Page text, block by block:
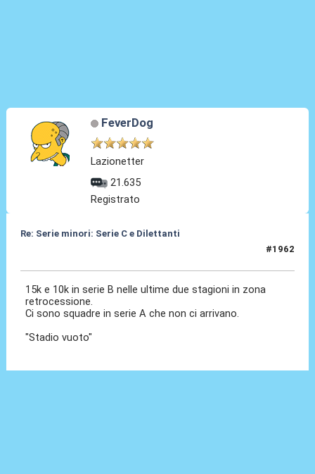
FeverDog
Lazionetter
21.635
Registrato
Re: Serie minori: Serie C e Dilettanti
#1962
15k e 10k in serie B nelle ultime due stagioni in zona
retrocessione.
Ci sono squadre in serie A che non ci arrivano.
"Stadio vuoto"